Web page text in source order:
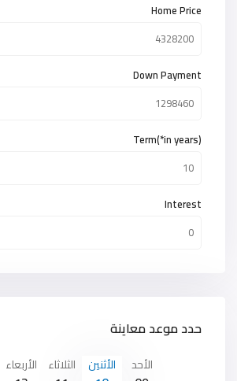
Home Price
Down Payment
Term(*in years)
Interest
حدد موعد معاينة
الأحد الأثنين الثلاثاء الأربعاء